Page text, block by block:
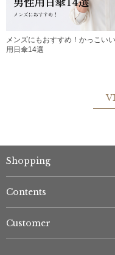
メンズにもおすすめ！かっこい
用日傘14選
Shopping
Contents
Customer